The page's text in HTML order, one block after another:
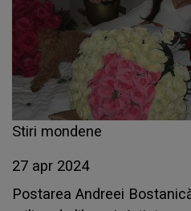
Stiri mondene
27 apr 2024
Postarea Andreei